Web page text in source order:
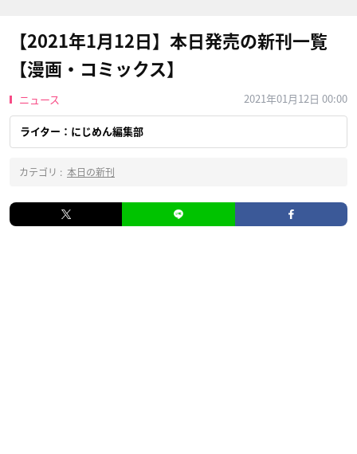
【2021年1月12日】本日発売の新刊一覧
【漫画・コミックス】
ニュース 2021年01月12日 00:00
ライター：にじめん編集部
カテゴリ : 本日の新刊